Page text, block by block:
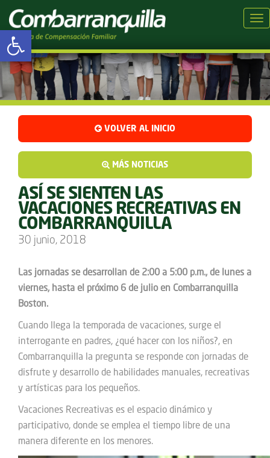
Abrir barra de herramientas
VOLVER AL INICIO
MÁS NOTICIAS
ASÍ SE SIENTEN LAS
VACACIONES RECREATIVAS EN
COMBARRANQUILLA
30 junio, 2018
Las jornadas se desarrollan de 2:00 a 5:00 p.m., de lunes a
viernes, hasta el próximo 6 de julio en Combarranquilla
Boston.
Cuando llega la temporada de vacaciones, surge el
interrogante en padres, ¿qué hacer con los niños?, en
Combarranquilla la pregunta se responde con jornadas de
disfrute y desarrollo de habilidades manuales, recreativas
y artísticas para los pequeños.
Vacaciones Recreativas es el espacio dinámico y
participativo, donde se emplea el tiempo libre de una
manera diferente en los menores.